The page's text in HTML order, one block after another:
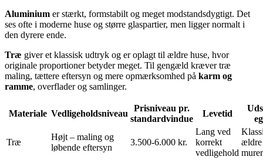
Aluminium er stærkt, formstabilt og meget modstandsdygtigt. Det
ses ofte i moderne huse og større glaspartier, men ligger normalt i
den dyrere ende.
Træ giver et klassisk udtryk og er oplagt til ældre huse, hvor
originale proportioner betyder meget. Til gengæld kræver træ
maling, tættere eftersyn og mere opmærksomhed på karm og
ramme, overflader og samlinger.
Materiale Vedligeholdsniveau
Prisniveau pr.
standardvindue
Levetid
Træ
Højt – maling og
løbende eftersyn
3.500-6.000 kr.
Lang ved
korrekt
vedligehold
ældre